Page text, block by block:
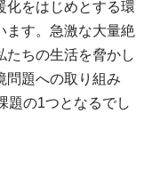
化をはじめとする環
ます。急激な大量絶
たちの生活を脅かし
問題への取り組み
題の1つとなるでし